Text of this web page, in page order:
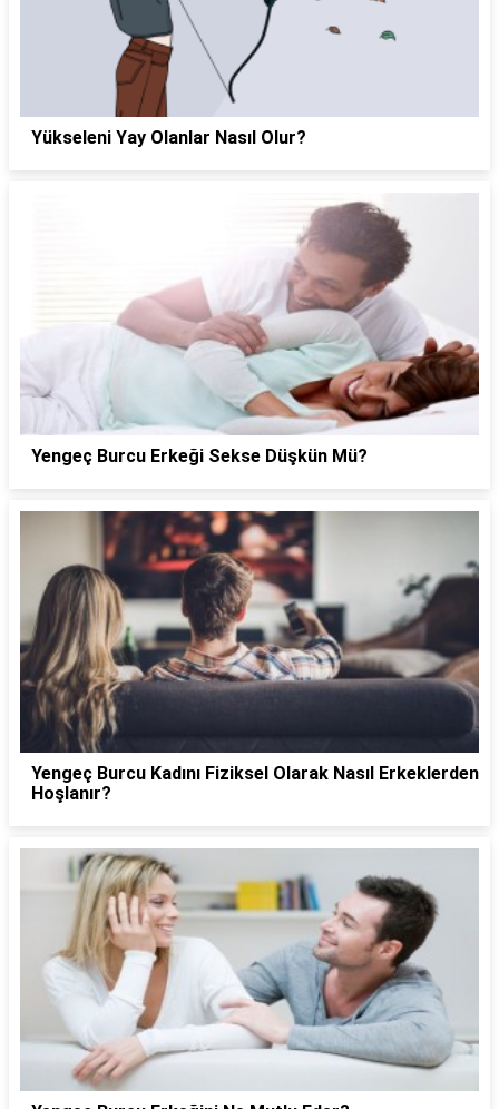
Yükseleni Yay Olanlar Nasıl Olur?
Yengeç Burcu Erkeği Sekse Düşkün Mü?
Yengeç Burcu Kadını Fiziksel Olarak Nasıl Erkeklerden
Hoşlanır?